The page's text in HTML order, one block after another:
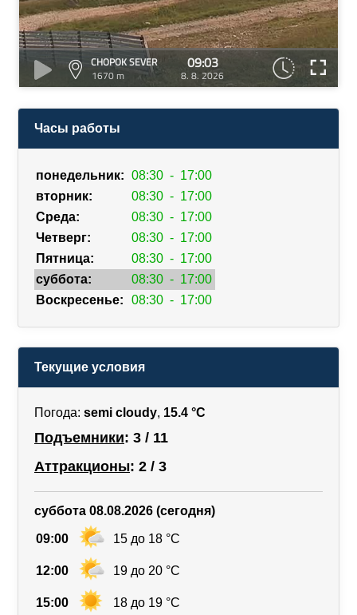
CHOPOK SEVER
1670 m
09:03
8. 8. 2026
Часы работы
понедельник: 08:30 - 17:00
вторник:
08:30 - 17:00
Среда:
08:30 - 17:00
Четверг:
08:30 - 17:00
Пятница:
08:30 - 17:00
суббота:
08:30 - 17:00
Воскресенье:
08:30 - 17:00
Текущие условия
Погода: semi cloudy, 15.4 °C
Подъемники: 3 / 11
Аттракционы: 2 / 3
суббота 08.08.2026 (сегодня)
09:00 15 до 18 °C
12:00 19 до 20 °C
15:00 18 до 19 °C